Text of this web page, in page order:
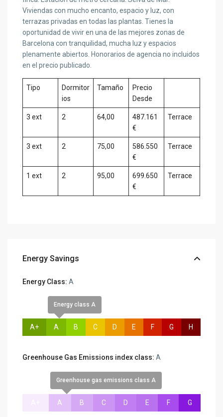
Viviendas con mucho encanto, espacio y luz, con
terrazas privadas en todas las plantas. Tienes la
oportunidad de vivir en una de las mejores zonas de
Barcelona con tranquilidad, mucha luz y espacios
plenamente abiertos. Honorarios de agencia no incluidos
en el precio publicado.
Tipo
Dormitor
iоs
Tamaño
Precio
Desde
3 ext 2 64,00
487.161
€
Terrace
3 ext 2 75,00
586.550
€
Terrace
1 ext 2 95,00
699.650
€
Terrace
Energy Savings
Energy Class: A
A+
Energy class A
A B C D E F G H
Greenhouse Gas Emissions index class: A
Greenhouse gas emissions class A
A B C D E F G